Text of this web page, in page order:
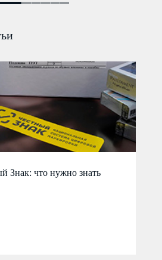
Знак: что нужно знать